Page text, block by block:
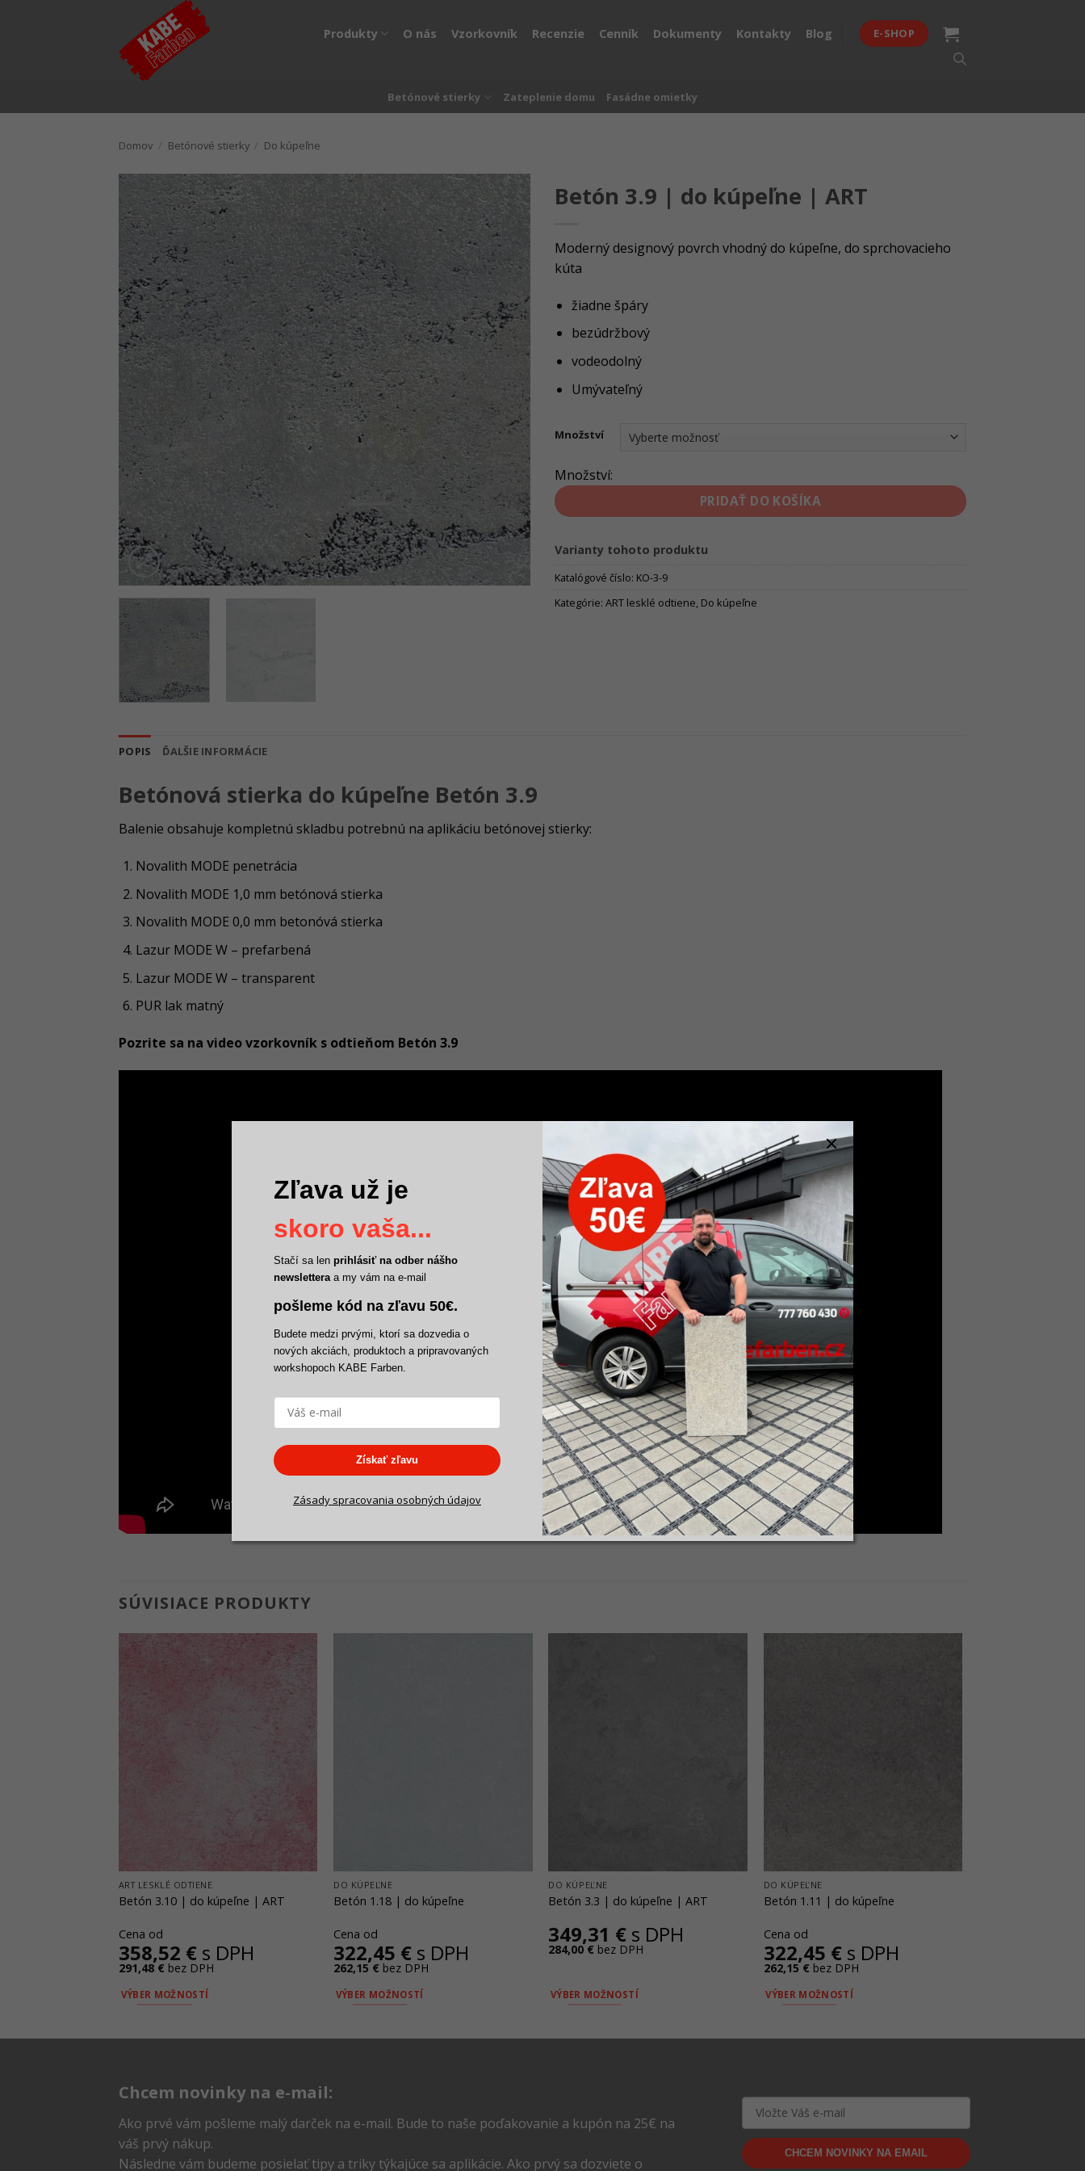
Produkty O nás Vzorkovník Recenzie Cenník Dokumenty Kontakty Blog E-SHOP
Betónové stierky Zateplenie domu Fasádne omietky
Domov / Betónové stierky / Do kúpeľne
Betón 3.9 | do kúpeľne | ART
Moderný designový povrch vhodný do kúpeľne, do sprchovacieho
kúta
žiadne špáry
bezúdržbový
vodeodolný
Umývateľný
Množství
Množství:
PRIDAŤ DO KOŠÍKA
Varianty tohoto produktu
Katalógové číslo: KO-3-9
Kategórie: ART lesklé odtiene, Do kúpeľne
POPIS ĎALŠIE INFORMÁCIE
Betónová stierka do kúpeľne Betón 3.9
Balenie obsahuje kompletnú skladbu potrebnú na aplikáciu betónovej stierky:
Novalith MODE penetrácia
Novalith MODE 1,0 mm betónová stierka
Novalith MODE 0,0 mm betonóvá stierka
Lazur MODE W – prefarbená
Lazur MODE W – transparent
PUR lak matný
Pozrite sa na video vzorkovník s odtieňom Betón 3.9
SÚVISIACE PRODUKTY
ART LESKLÉ ODTIENE
Betón 3.10 | do kúpeľne | ART
Cena od
358,52 €s DPH
291,48€ bez DPH
VÝBER MOŽNOSTÍ
variantov.
si
môžete
vybrať
DO KÚPEĽNE
Betón 1.18 | do kúpeľne
Cena od
322,45 € s DPH
262,15€ bez DPH
VÝBER MOŽNOSTÍ
si
vybrať
DO KÚPEĽNE
Betón 3.3 | do kúpeľne | ART
349,31 € s DPH
284,00€ bez DPH
VÝBER MOŽNOSTÍ
si
vybrať
DO KÚPEĽNE
Betón 1.11 | do kúpeľne
Cena od
322,45 €s DPH
262,15€ bez DPH
VÝBER MOŽNOSTÍ
Možnosti
si
môžete
Chcem novinky na e-mail:
Ako prvé vám pošleme malý darček na e-mail. Bude to naše poďakovanie a kupón na 25€ na
váš prvý nákup.
Následne vám budeme posielať tipy a triky týkajúce sa aplikácie. Ako prvý sa dozviete o
CHCEM NOVINKY NA EMAIL
Zľava už je
skoro vaša...
Stačí sa len prihlásiť na odber nášho
newslettera a my vám na e-mail
pošleme kód na zľavu 50€.
Budete medzi prvými, ktorí sa dozvedia o
nových akciách, produktoch a pripravovaných
workshopoch KABE Farben.
Získať zľavu
Zásady spracovania osobných údajov